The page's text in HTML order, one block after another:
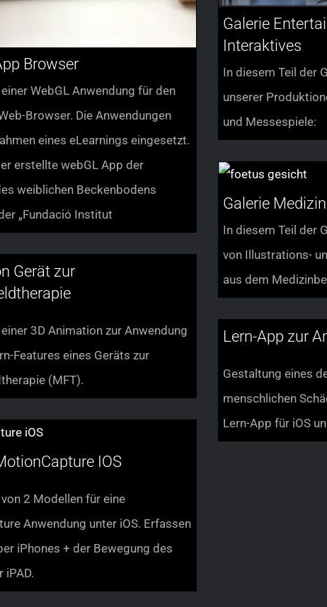
Browser
WebGL Anwendung für den
Browser. Die Anwendungen
eines eLearnings eingesetzt.
erstellte webGL App der
weiblichen Beckenbodens
„Fundació Institut
Galerie
Interaktives
In diesem Teil der
unserer
und Messespiele:
Galerie
In diesem Teil der
von Illustrations-
aus dem
Gerät zur
3D Animation zur Anwendung
Features eines Geräts zur
(MFT).
Lern-App zur
Gestaltung eines
menschlichen
Lern-App für iOS
IOS
2 Modellen für eine
Anwendung unter iOS. Erfassen
iPhones + der Bewegung des
iPAD.